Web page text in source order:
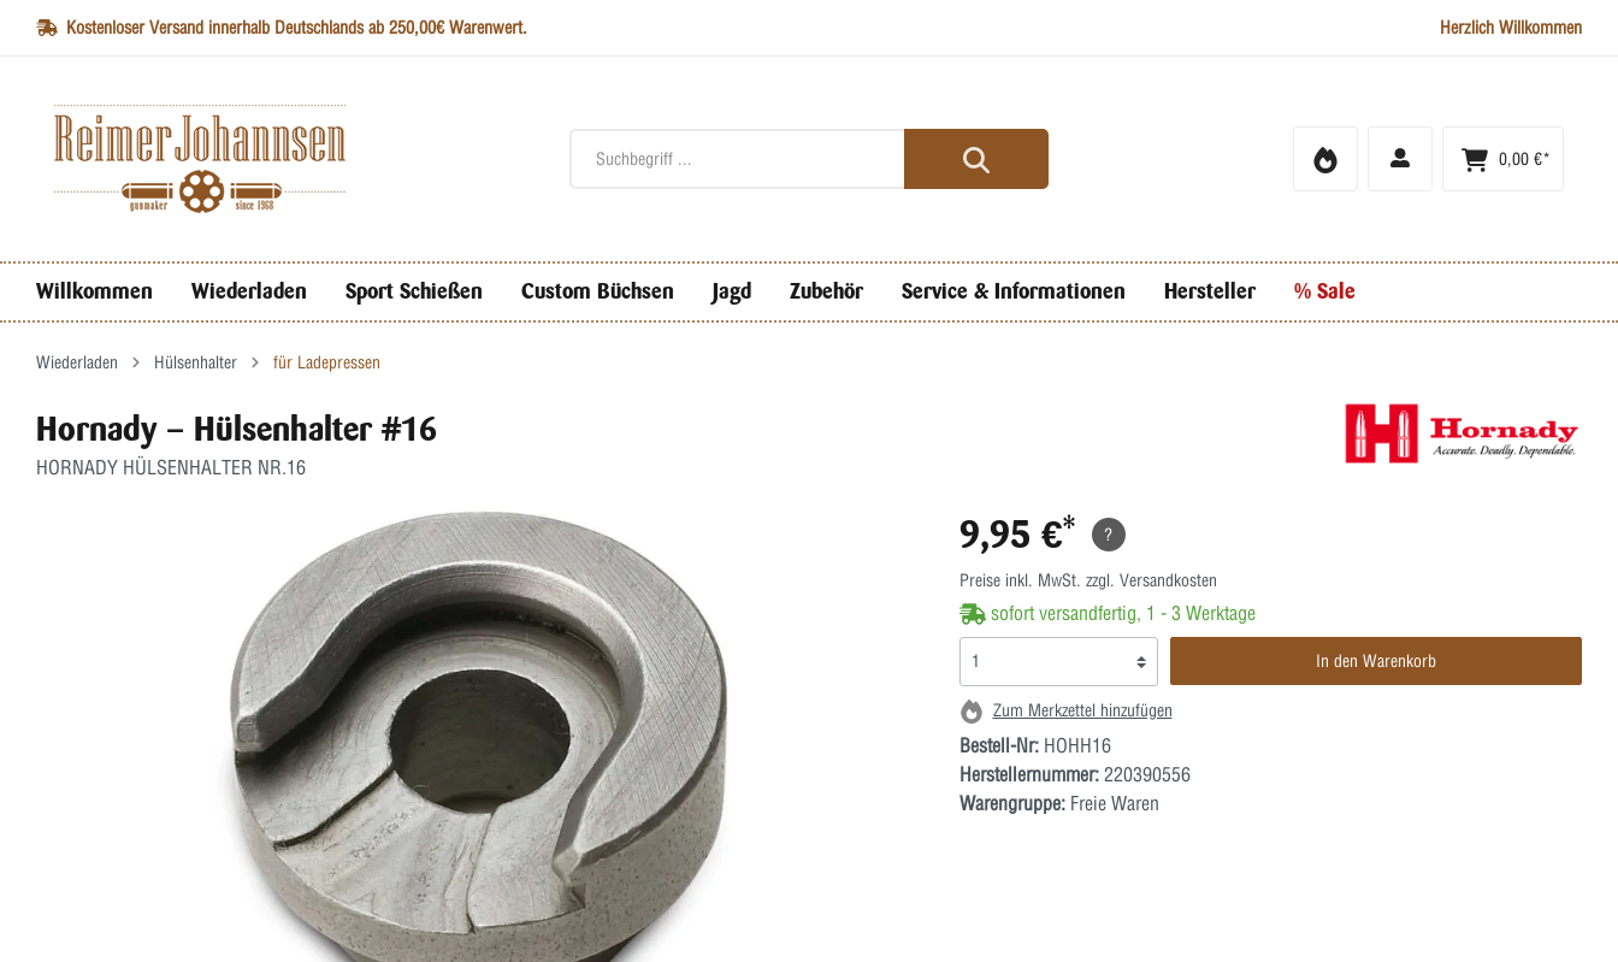
Kostenloser Versand innerhalb Deutschlands ab 250,00€ Warenwert. Herzlich Willkommen
0,00 €*
Willkommen Wiederladen Sport Schießen Custom Büchsen Jagd Zubehör Service & Informationen Hersteller % Sale
Wiederladen Hülsenhalter für Ladepressen
Hornady – Hülsenhalter #16
HORNADY HÜLSENHALTER NR.16
9,95 €* ?
Preise inkl. MwSt. zzgl. Versandkosten
sofort versandfertig, 1 - 3 Werktage
In den Warenkorb
Zum Merkzettel hinzufügen
Bestell-Nr: HOHH16
Herstellernummer: 220390556
Warengruppe:Freie Waren